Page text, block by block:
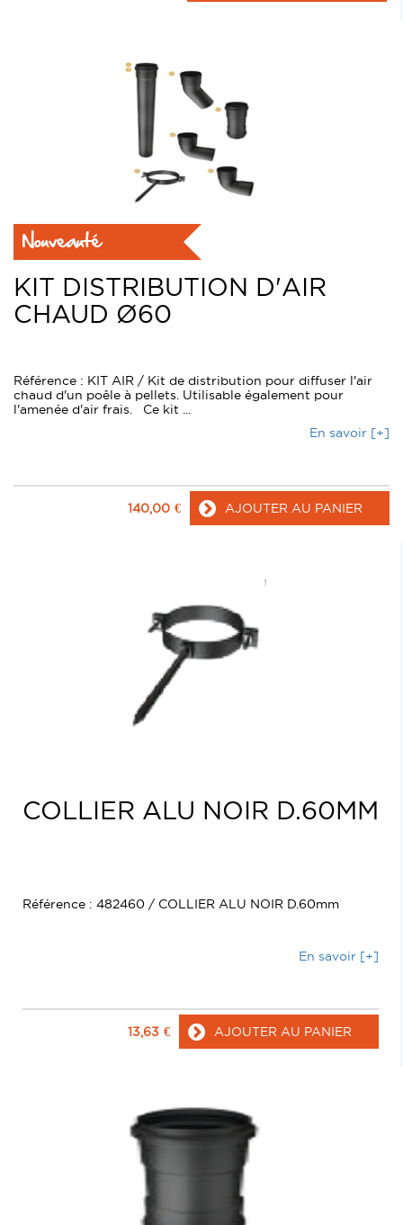
Nouveauté
KIT DISTRIBUTION D'AIR
CHAUD Ø60
Référence : KIT AIR / Kit de distribution pour diffuser l'air
chaud d'un poêle à pellets. Utilisable également pour
l'amenée d'air frais. Ce kit ...
En savoir [+]
140,00 € AJOUTER AU PANIER
COLLIER ALU NOIR D.60MM
Référence : 482460 / COLLIER ALU NOIR D.60mm
En savoir [+]
13,63 € AJOUTER AU PANIER